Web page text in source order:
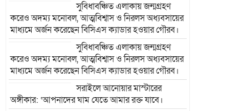
সুবিধাবঞ্চিত এলাকায় জন্মগ্রহণ
করেও অদম্য মনোবল, আত্মবিশ্বাস ও নিরলস অধ্যবসায়ের
মাধ্যমে অর্জন করেছেন বিসিএস ক্যাডার হওয়ার গৌরব।
সুবিধাবঞ্চিত এলাকায় জন্মগ্রহণ
করেও অদম্য মনোবল, আত্মবিশ্বাস ও নিরলস অধ্যবসায়ের
মাধ্যমে অর্জন করেছেন বিসিএস ক্যাডার হওয়ার গৌরব।
সরাইলে আনোয়ার মাস্টারের
অঙ্গীকার: ‘আপনাদের ঘাম যেতে আমার রক্ত যাবে।